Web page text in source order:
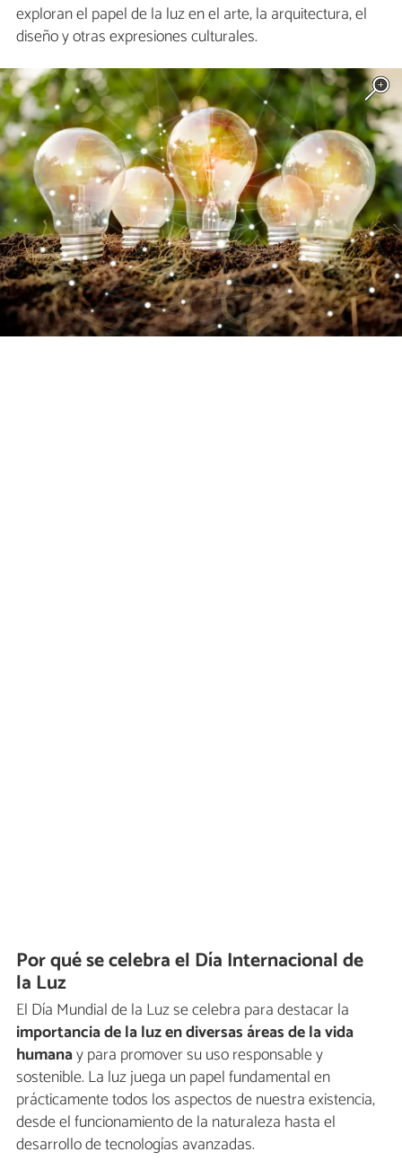
exploran el papel de la luz en el arte, la arquitectura, el
diseño y otras expresiones culturales.
Por qué se celebra el Día Internacional de
la Luz
El Día Mundial de la Luz se celebra para destacar la
importancia de la luz en diversas áreas de la vida
humanay para promover su uso responsable y
sostenible. La luz juega un papel fundamental en
prácticamente todos los aspectos de nuestra existencia,
desde el funcionamiento de la naturaleza hasta el
desarrollo de tecnologías avanzadas.